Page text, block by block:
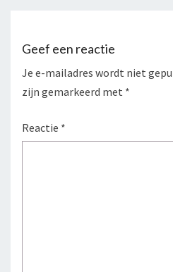
Geef een reactie
Je e-mailadres wordt niet
zijn gemarkeerd met *
Reactie *